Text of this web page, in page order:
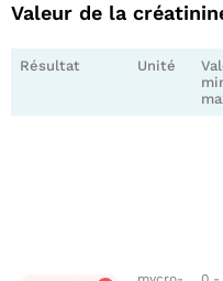
Valeur de la
Résultat Unité